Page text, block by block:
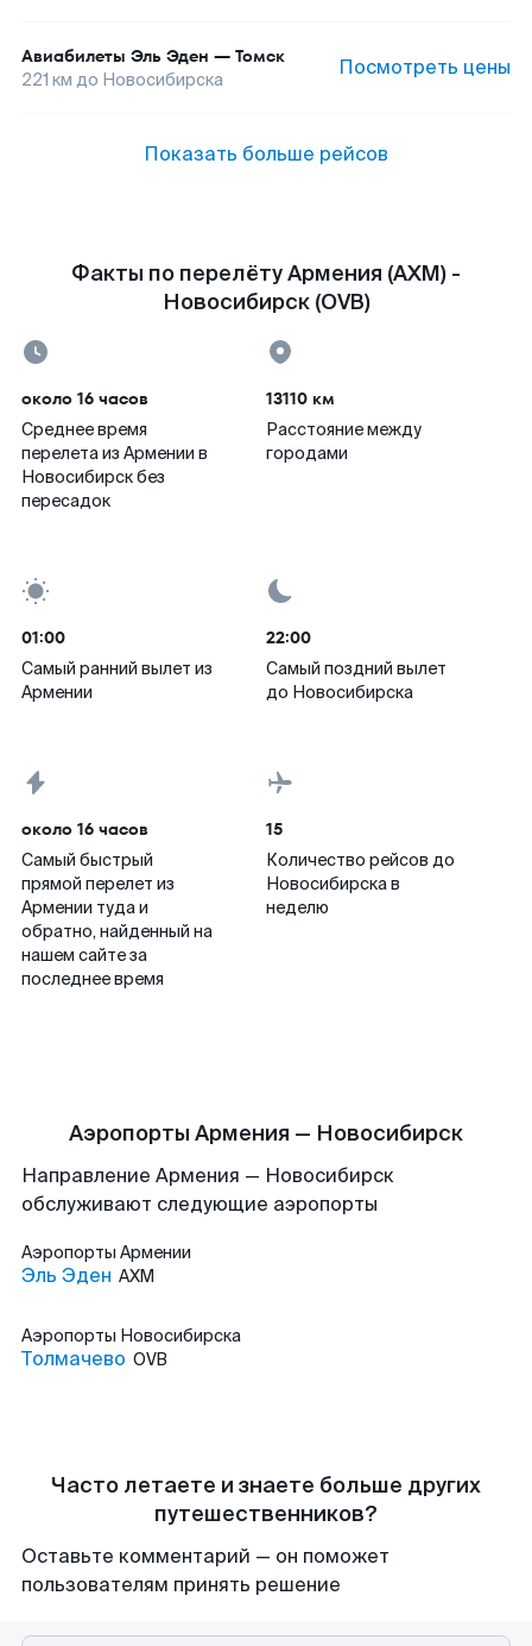
Авиабилеты Эль Эден — Томск
221 км до Новосибирска Посмотреть цены
Показать больше рейсов
Факты по перелёту Армения (AXM) -
Новосибирск (OVB)
около 16 часов
Среднее время
перелета из Армении в
Новосибирск без
пересадок
13110 км
Расстояние между
городами
01:00
Самый ранний вылет из
Армении
22:00
Самый поздний вылет
до Новосибирска
около 16 часов
Самый быстрый
прямой перелет из
Армении туда и
обратно, найденный на
нашем сайте за
последнее время
15
Количество рейсов до
Новосибирска в
неделю
Аэропорты Армения — Новосибирск
Направление Армения — Новосибирск
обслуживают следующие аэропорты
Аэропорты Армении
Эль Эден AXM
Аэропорты Новосибирска
Толмачево OVB
Часто летаете и знаете больше других
путешественников?
Оставьте комментарий — он поможет
пользователям принять решение